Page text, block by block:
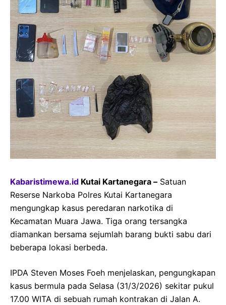
Kabaristimewa.id Kutai Kartanegara – Satuan
Reserse Narkoba Polres Kutai Kartanegara
mengungkap kasus peredaran narkotika di
Kecamatan Muara Jawa. Tiga orang tersangka
diamankan bersama sejumlah barang bukti sabu dari
beberapa lokasi berbeda.
IPDA Steven Moses Foeh menjelaskan, pengungkapan
kasus bermula pada Selasa (31/3/2026) sekitar pukul
17.00 WITA di sebuah rumah kontrakan di Jalan A.